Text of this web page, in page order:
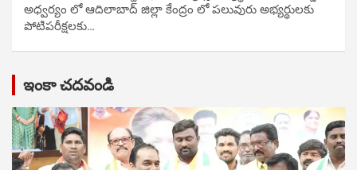
అధ్వర్యం లో ఆదిలాబాద్ జిల్లా కేంద్రం లో పలువురు అభ్యర్థులకు
పోటిప‌రీక్ష‌ల‌కు…
ఇంకా చదవండి